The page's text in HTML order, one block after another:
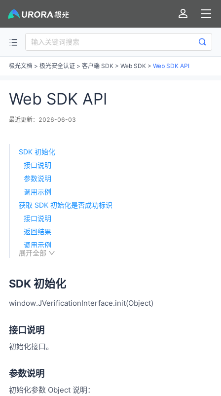
极光文档 > 极光安全认证 > 客户端 SDK > Web SDK > Web SDK API
Web SDK API
最近更新：2026-06-03
SDK 初始化
接口说明
参数说明
调用示例
获取 SDK 初始化是否成功标识
接口说明
返回结果
调用示例
SDK 判断网络环境是否支持
返回结果
接口说明
调用示例
接口说明
返回结果
展开全部
SDK 初始化
window.JVerificationInterface.init(Object)
接口说明
初始化接口。
参数说明
初始化参数 Object 说明：